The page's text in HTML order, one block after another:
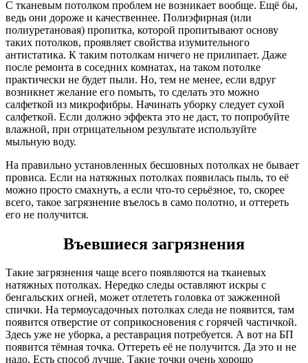
С тканевым потолком проблем не возникает вообще. Ещё бы,
ведь они дороже и качественнее. Полиэфирная (или
полиуретановая) пропитка, которой пропитывают основу
таких потолков, проявляет свойства изумительного
антистатика. К таким потолкам ничего не прилипает. Даже
после ремонта в соседних комнатах, на таком потолке
практически не будет пыли. Но, тем не менее, если вдруг
возникнет желание его помыть, то сделать это можно
салфеткой из микрофибры. Начинать уборку следует сухой
салфеткой. Если должно эффекта это не даст, то попробуйте
влажной, при отрицательном результате используйте
мыльную воду.
На правильно установленных бесшовных потолках не бывает
провиса. Если на натяжных потолках появилась пыль, то её
можно просто смахнуть, а если что-то серьёзное, то, скорее
всего, такое загрязнение въелось в само полотно, и оттереть
его не получится.
Въевшиеся загрязнения
Такие загрязнения чаще всего появляются на тканевых
натяжных потолках. Нередко следы оставляют искры с
бенгальских огней, может отлететь головка от зажженной
спички. На термоусадочных потолках следа не появится, там
появится отверстие от соприкосновения с горячей частичкой.
Здесь уже не уборка, а реставрация потребуется. А вот на БП
появится тёмная точка. Оттереть её не получится. Да это и не
надо. Есть способ лучше. Такие точки очень хорошо